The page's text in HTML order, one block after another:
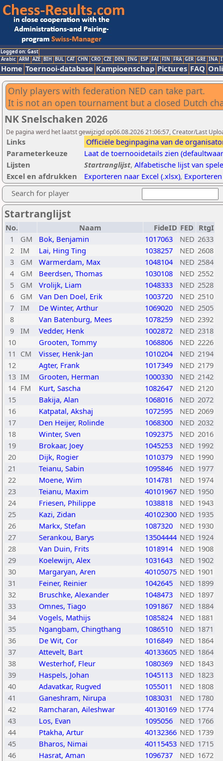
Logged on: Gast
Arabic ARM AZE BIH BUL CAT CHN CRO CZE DEN ENG ESP FAI FIN FRA GER GRE INA
Home Toernooi-database Kampioenschap Pictures FAQ
Only players with federation NED can take part.
It is not an open tournament but a closed Dutch
NK Snelschaken 2026
De pagina werd het laatst gewijzigd op06.08.2026 21:06:57, Creator/Last
Links
Officiële beginpagina van de
Parameterkeuze
Laat de toernooidetails zien
Lijsten
Startranglijst, Alfabetische lijst van
Excel en afdrukken
Exporteren naar Excel (.xlsx),
Search for player
Startranglijst
No. Naam FideID FED RtgI
1
GM Bok, Benjamin 1017063 NED 2633
2
IM Lai, Hing Ting 1038257 NED 2608
3
GM Warmerdam, Max 1048104 NED 2584
4
GM Beerdsen, Thomas 1030108 NED 2552
5
GM Vrolijk, Liam 1048333 NED 2528
6
GM Van Den Doel, Erik 1003720 NED 2510
7
IM De Winter, Arthur 1069020 NED 2505
8
Van Batenburg, Mees 1078259 NED 2392
9
IM Vedder, Henk 1002872 NED 2318
10
Grooten, Tommy 1068806 NED 2226
11 CM Visser, Henk-Jan 1010204 NED 2194
12
Agter, Frank 1017349 NED 2179
13 IM Grooten, Herman 1000330 NED 2142
14 FM Kurt, Sascha 1082647 NED 2120
15
Bakija, Alan 1068016 NED 2072
16
Katpatal, Akshaj 1072595 NED 2069
17
Den Heijer, Rolinde 1068300 NED 2032
18
Winter, Sven 1092375 NED 2016
19
Brokaar, Joey 1045253 NED 1992
20
Dijk, Rogier 1010379 NED 1990
21
Teianu, Sabin 1095846 NED 1977
22
Moene, Wim 1014781 NED 1974
23
Teianu, Maxim 40101967 NED 1950
24
Friesen, Philippe 1038818 NED 1943
25
Kazi, Zidan 40102300 NED 1935
26
Markx, Stefan 1087320 NED 1930
27
Serankou, Barys 13504444 NED 1924
28
Van Duin, Frits 1018914 NED 1908
29
Koelewijn, Alex 1031643 NED 1902
30
Margaryan, Aren 40105075 NED 1901
31
Feiner, Reinier 1042645 NED 1899
32
Bruschke, Alexander 1048473 NED 1897
33
Omnes, Tiago 1091867 NED 1884
34
Vogels, Mathijs 1085824 NED 1881
35
Ngangbam, Chingthang 1086510 NED 1871
36
De Wit, Cor 1016849 NED 1864
37
Attevelt, Bart 40133605 NED 1864
38
Westerhof, Fleur 1080369 NED 1843
39
Haspels, Johan 1045113 NED 1823
40
Adavatkar, Rugved 1055011 NED 1808
41
Ganeshram, Nirupa 1083031 NED 1780
42
Ramcharan, Aileshwar 40130169 NED 1774
43
Los, Evan 1095056 NED 1766
44
Ptakha, Artur 40132366 NED 1739
45
Bharos, Nimai 40115453 NED 1715
46
Hasrat, Aman 1096737 NED 1672